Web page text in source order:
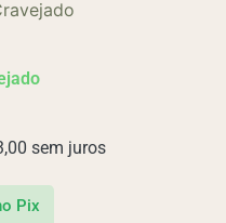
sem juros
Pix